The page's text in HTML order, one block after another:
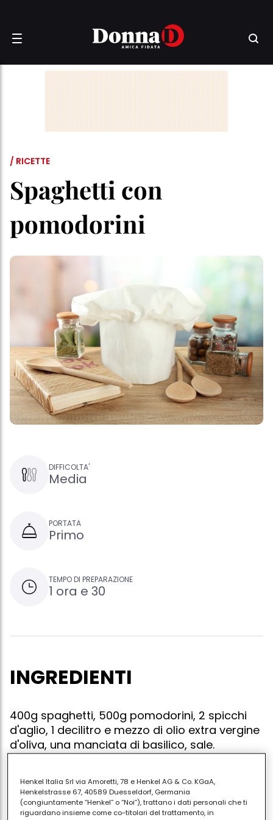
/ RICETTE
Spaghetti con
pomodorini
DIFFICOLTA'
Media
PORTATA
Primo
TEMPO DI PREPARAZIONE
1 ora e 30
INGREDIENTI
400g spaghetti, 500g pomodorini, 2 spicchi
d'aglio, 1 decilitro e mezzo di olio extra vergine
d'oliva, una manciata di basilico, sale.
Soffriggete l'aglio con l'olio ed aggiungete i
pomodorini tagliati a pezzetti con un pizzico di sale.
Henkel Italia Srl via Amoretti, 78 e Henkel AG & Co. KGaA,
Henkelstrasse 67, 40589 Duesseldorf, Germania
(congiuntamente “Henkel” o “Noi”), trattano i dati personali che ti
riguardano insieme come co-titolari del trattamento, in